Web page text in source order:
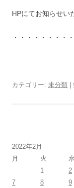
HPにてお知らせい
・・・・・・・・
カテゴリー: 未分類 |
2022年2月
月
火 水
1
2
7
8 9